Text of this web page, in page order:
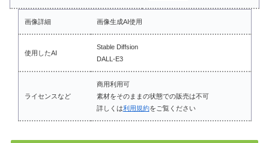
画像詳細 画像生成AI使用
使用したAI
Stable Diffsion
DALL-E3
ライセンスなど
商用利用可
素材をそのままの状態での販売は不可
詳しくは利用規約をご覧ください